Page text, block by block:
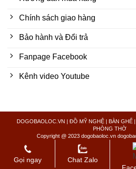
Chính sách giao hàng
Bảo hành và Đổi trả
Fanpage Facebook
Kênh video Youtube
DOGOBAOLOC.VN | ĐỒ MỸ NGHỆ | BÀN
PHÒNG THỜ
Copyright @ 2023 dogobaoloc.vn
Xin chào mọi người đến với kênh
Bỏ
Gọi ngay
Chat Zalo